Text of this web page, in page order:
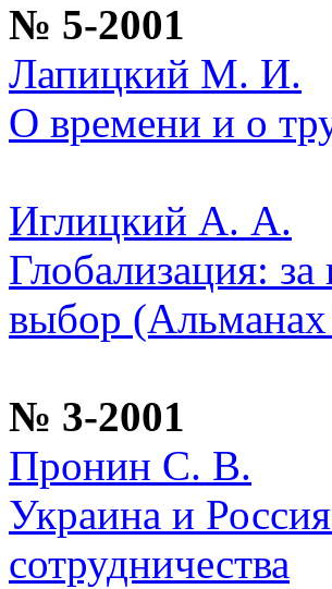
№ 5-2001
Лапицкий М. И.
О времени и о
Иглицкий А. А.
Глобализация:
выбор
№ 3-2001
Пронин С. В.
Украина и
сотрудничества